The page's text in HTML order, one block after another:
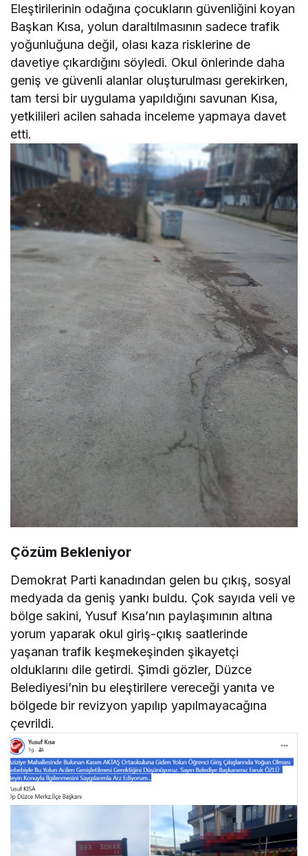
Eleştirilerinin odağına çocukların güvenliğini koyan
Başkan Kısa, yolun daraltılmasının sadece trafik
yoğunluğuna değil, olası kaza risklerine de
davetiye çıkardığını söyledi. Okul önlerinde daha
geniş ve güvenli alanlar oluşturulması gerekirken,
tam tersi bir uygulama yapıldığını savunan Kısa,
yetkilileri acilen sahada inceleme yapmaya davet
etti.
Çözüm Bekleniyor
Demokrat Parti kanadından gelen bu çıkış, sosyal
medyada da geniş yankı buldu. Çok sayıda veli ve
bölge sakini, Yusuf Kısa’nın paylaşımının altına
yorum yaparak okul giriş-çıkış saatlerinde
yaşanan trafik keşmekeşinden şikayetçi
olduklarını dile getirdi. Şimdi gözler, Düzce
Belediyesi’nin bu eleştirilere vereceği yanıta ve
bölgede bir revizyon yapılıp yapılmayacağına
çevrildi.